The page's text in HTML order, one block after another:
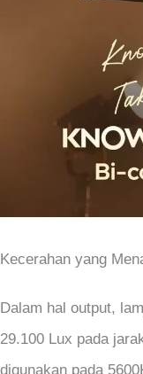
Kecerahan yang
Dalam hal output,
29.100 Lux pada
digunakan pada